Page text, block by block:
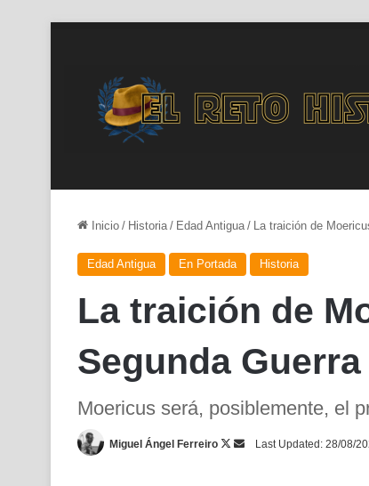
Inicio / Historia / Edad Antigua / La traición de
Edad Antigua En Portada Historia
La traición de
Segunda
Moericus será, posiblemente, el
Miguel Ángel Ferreiro
Follow
SendLast Updated: 28/08/